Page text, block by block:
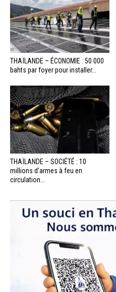
THAÏLANDE – ÉCONOMIE : 50 000
bahts par foyer pour installer...
THAÏLANDE – SOCIÉTÉ : 10
millions d’armes à feu en
circulation...